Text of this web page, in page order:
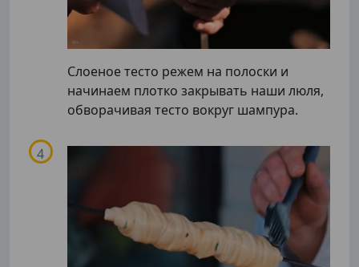
Слоеное тесто режем на полоски и
начинаем плотко закрывать наши люля,
обворачивая тесто вокруг шампура.
Подписывайтесь на телеграм-канал.
Мы выкладываем авторские обзоры
каждую неделю.